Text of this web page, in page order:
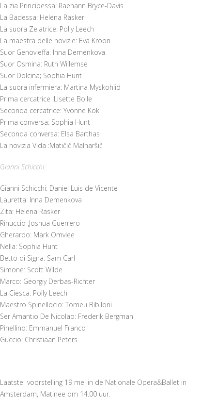
La zia Principessa: Raehann Bryce-Davis
La Badessa: Helena Rasker
La suora Zelatrice: Polly Leech
La maestra delle novizie: Eva Kroon
Suor Genovieffa: Inna Demenkova
Suor Osmina: Ruth Willemse
Suor Dolcina; Sophia Hunt
La suora infermiera: Martina Myskohlid
Prima cercatrice :Lisette Bolle
Seconda cercatrice: Yvonne Kok
Prima conversa: Sophia Hunt
Seconda conversa: Elsa Barthas
La novizia Vida :Matičič Malnaršič
Gianni Schicchi:
Gianni Schicchi: Daniel Luis de Vicente
Lauretta: Inna Demenkova
Zita: Helena Rasker
Rinuccio :Joshua Guerrero
Gherardo: Mark Omvlee
Nella: Sophia Hunt
Betto di Signa: Sam Carl
Simone: Scott Wilde
Marco: Georgiy Derbas-Richter
La Ciesca: Polly Leech
Maestro Spinellocio: Tomeu Bibiloni
Ser Amantio De Nicolao: Frederik Bergman
Pinellino: Emmanuel Franco
Guccio: Christiaan Peters
Laatste voorstelling 19 mei in de Nationale Opera&Ballet in
Amsterdam, Matinee om 14.00 uur.